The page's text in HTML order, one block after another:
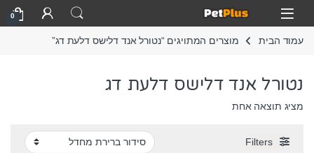
Skip to navigation
Skip to content
Open
0
עמוד הבית מוצרים המתויגים “נטורל אנד דלישס דלעת דג”
נטורל אנד דלישס דלעת דג
מציג תוצאה אחת
Filters